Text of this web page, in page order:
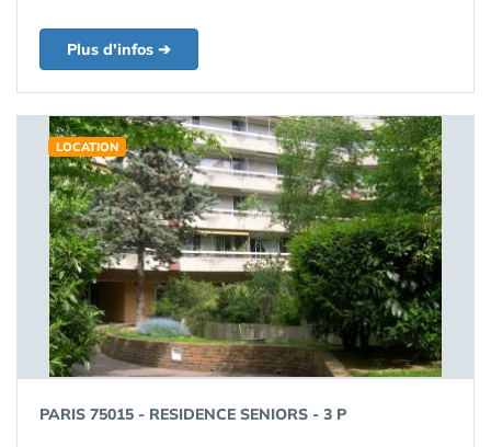
Plus d'infos ➔
LOCATION
PARIS 75015 - RESIDENCE SENIORS - 3 P